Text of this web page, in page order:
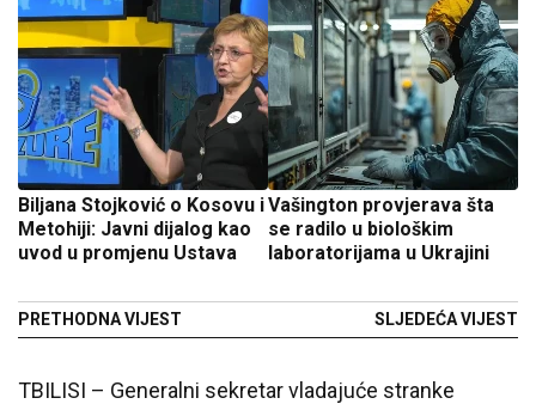
Biljana Stojković o Kosovu i
Metohiji: Javni dijalog kao
uvod u promjenu Ustava
PRETHODNA VIJEST
Vašington provjerava šta
se radilo u biološkim
laboratorijama u Ukrajini
SLJEDEĆA VIJEST
TBILISI – Generalni sekretar vladajuće stranke